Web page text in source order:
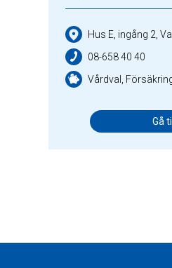
Hus E, ingång 2,
08-658 40 40
Vårdval,
Gå